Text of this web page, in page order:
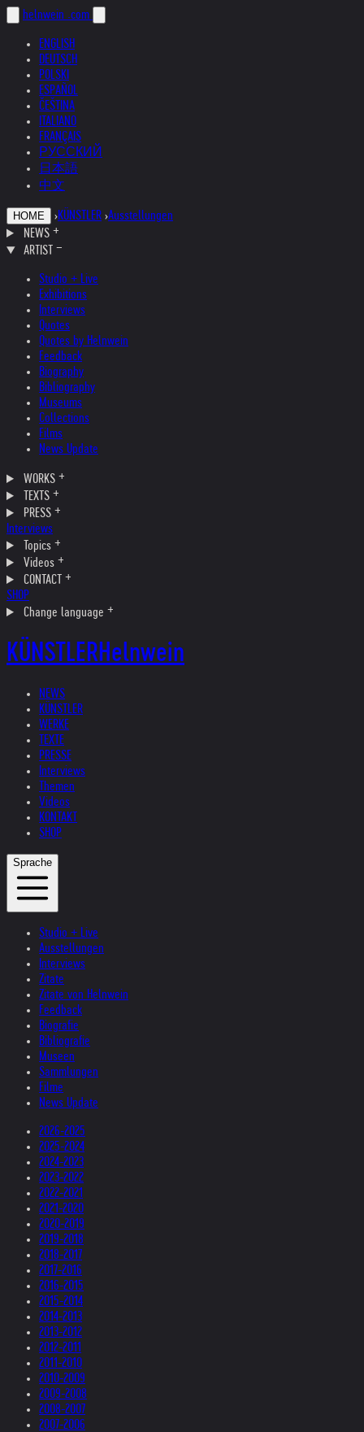
helnwein .com
ENGLISH
DEUTSCH
POLSKI
ESPAÑOL
ČEŠTINA
ITALIANO
FRANÇAIS
РУССКИЙ
日本語
中文
HOME ›KÜNSTLER ›Ausstellungen
NEWS
ARTIST
Studio + Live
Exhibitions
Interviews
Quotes
Quotes by Helnwein
Feedback
Biography
Bibliography
Museums
Collections
Films
News Update
WORKS
TEXTS
PRESS
Interviews
Topics
Videos
CONTACT
SHOP
Change language
KÜNSTLERHelnwein
NEWS
KÜNSTLER
WERKE
TEXTE
PRESSE
Interviews
Themen
Videos
KONTAKT
SHOP
Sprache
Studio + Live
Ausstellungen
Interviews
Zitate
Zitate von Helnwein
Feedback
Biografie
Bibliografie
Museen
Sammlungen
Filme
News Update
2026-2025
2025-2024
2024-2023
2023-2022
2022-2021
2021-2020
2020-2019
2019-2018
2018-2017
2017-2016
2016-2015
2015-2014
2014-2013
2013-2012
2012-2011
2011-2010
2010-2009
2009-2008
2008-2007
2007-2006